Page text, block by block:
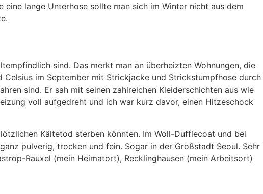
lange Unterhose sollte man sich im Winter nicht aus dem
sind. Das merkt man an überheizten Wohnungen, die
Celsius im September mit Strickjacke und Strickstumpfhose durch
sind. Er sah mit seinen zahlreichen Kleiderschichten aus wie
voll aufgedreht und ich war kurz davor, einen Hitzeschock
Kältetod sterben könnten. Im Woll-Dufflecoat und bei
pulverig, trocken und fein. Sogar in der Großstadt Seoul. Sehr
Rauxel (mein Heimatort), Recklinghausen (mein Arbeitsort)